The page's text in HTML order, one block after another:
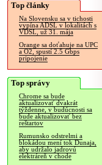
Top články
Na Slovensku sa v tichosti
vypína ADSL v lokalitách s
VDSL, už 31. mája
Orange sa doťahuje na UPC
a O2, spustí 2.5 Gbps
pripojenie
Top správy
Chrome sa bude
aktualizovať dvakrát
týždenne, v budúcnosti sa
bude aktualizovať bez
reštartov
Rumunsko odstrelmi a
blokádou mení tok Dunaja,
aby udržalo jadrovú
elektráreň v chode